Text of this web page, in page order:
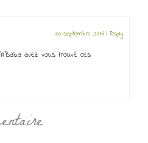
30 septembre 2016 |Reply
avez vous trouvé ces